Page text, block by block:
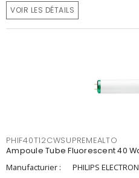
VOIR LES DÉTAILS
PHIF40T12CWSUPREMEALTO
Ampoule Tube Fluorescent 40
Manufacturier :
PHILIPS